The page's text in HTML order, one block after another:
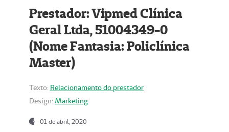
Prestador: Vipmed Clínica
Geral Ltda, 51004349-0
(Nome Fantasia: Policlínica
Master)
Texto: Relacionamento do prestador
Design: Marketing
01 de abril, 2020